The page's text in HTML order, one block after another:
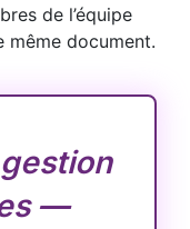
de l’équipe
même document.
—